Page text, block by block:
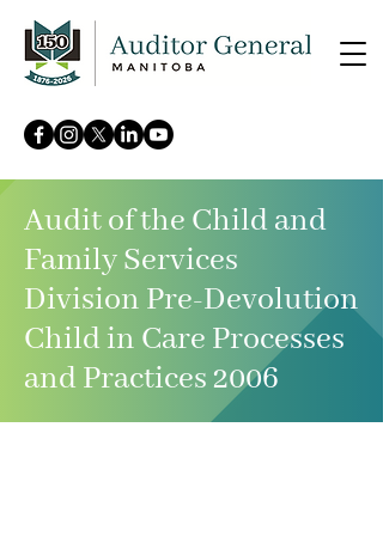
Audit of the Child and
Family Services
Division Pre-Devolution
Child in Care Processes
and Practices 2006